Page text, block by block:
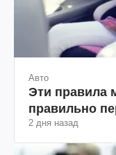
Авто
Эти правила
правильно
2 дня назад